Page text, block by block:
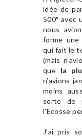
idée de
500″ avec
nous
forme une
qui fait le
(mais
que la
n’avions
moins
sorte de
l’Ecosse
J’ai pris